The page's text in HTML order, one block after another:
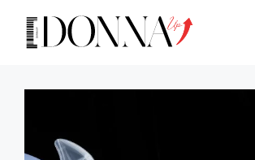
contenuto